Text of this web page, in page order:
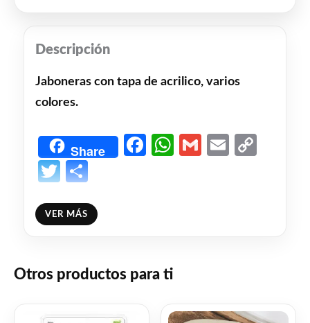
Descripción
Jaboneras con tapa de acrilico, varios
colores.
Share Facebook
WhatsApp
GmailEmail
Twitter
❤ME GUSTA
VER MÁS
Otros productos para ti